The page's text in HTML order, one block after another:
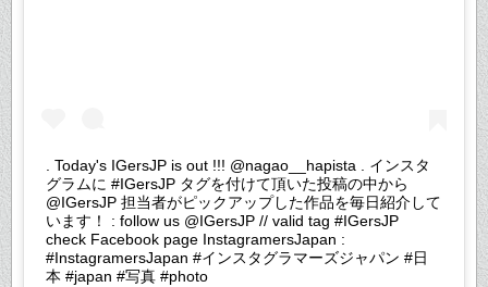
. Today's IGersJP is out !!! @nagao__hapista . インスタ
グラムに #IGersJP タグを付けて頂いた投稿の中から
@IGersJP 担当者がピックアップした作品を毎日紹介して
います！ : follow us @IGersJP // valid tag #IGersJP
check Facebook page InstagramersJapan :
#InstagramersJapan #インスタグラマーズジャパン #日
本 #japan #写真 #photo